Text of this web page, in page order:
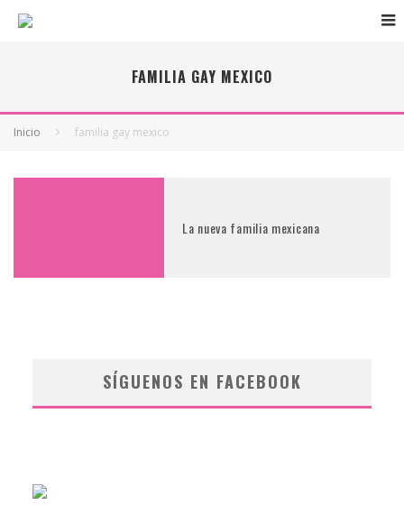
FAMILIA GAY MEXICO
Inicio familia gay mexico
La nueva familia mexicana
SÍGUENOS EN FACEBOOK